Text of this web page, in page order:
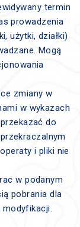
termin
prowadzenia
użytki, działki)
Mogą
zmiany w
w wykazach
do
i pliki nie
w podanym
pobrania dla